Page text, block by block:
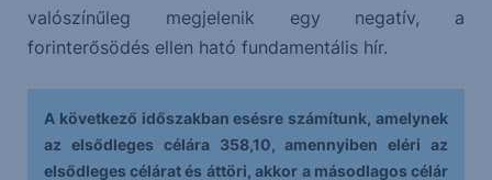
valószínűleg megjelenik egy negatív, a
forinterősödés ellen ható fundamentális hír.
A következő időszakban esésre számítunk, amelynek
az elsődleges célára 358,10, amennyiben eléri az
elsődleges célárat és áttöri, akkor a másodlagos célár